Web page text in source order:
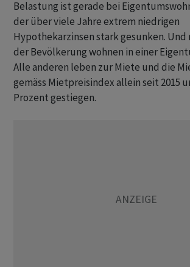
Belastung ist gerade bei
der über viele Jahre extrem niedrigen
Hypothekarzinsen stark gesunken. Und
der Bevölkerung wohnen in einer
Alle anderen leben zur Miete und die
gemäss Mietpreisindex allein seit 2015
Prozent gestiegen.